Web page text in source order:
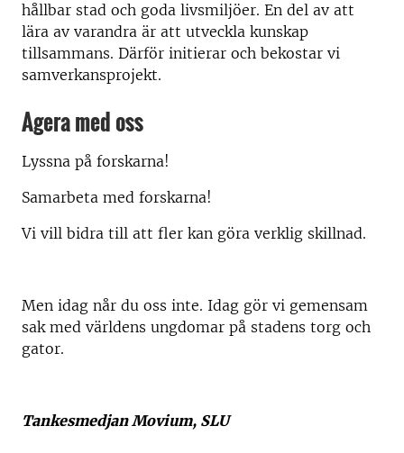
hållbar stad och goda livsmiljöer. En del av att
lära av varandra är att utveckla kunskap
tillsammans. Därför initierar och bekostar vi
samverkansprojekt.
Agera med oss
Lyssna på forskarna!
Samarbeta med forskarna!
Vi vill bidra till att fler kan göra verklig skillnad.
Men idag når du oss inte. Idag gör vi gemensam
sak med världens ungdomar på stadens torg och
gator.
Tankesmedjan Movium, SLU